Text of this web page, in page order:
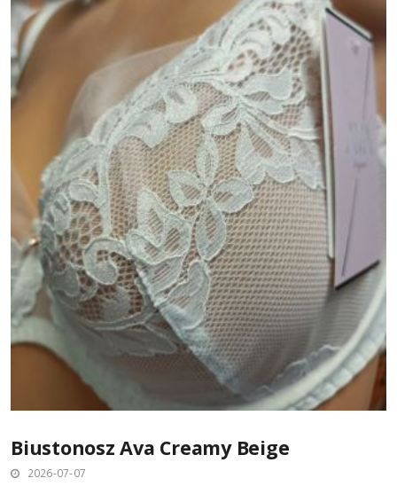
Biustonosz Ava Creamy Beige
2026-07-07